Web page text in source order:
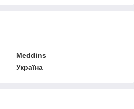
Meddins
Україна